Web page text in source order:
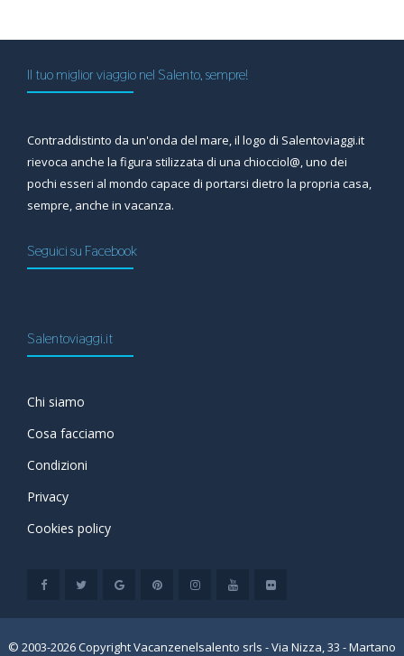
Il tuo miglior viaggio nel Salento, sempre!
Contraddistinto da un'onda del mare, il logo di Salentoviaggi.it
rievoca anche la figura stilizzata di una chiocciol@, uno dei
pochi esseri al mondo capace di portarsi dietro la propria casa,
sempre, anche in vacanza.
Seguici su Facebook
Salentoviaggi.it
Chi siamo
Cosa facciamo
Condizioni
Privacy
Cookies policy
© 2003-2026 Copyright Vacanzenelsalento srls - Via Nizza, 33 - Martano